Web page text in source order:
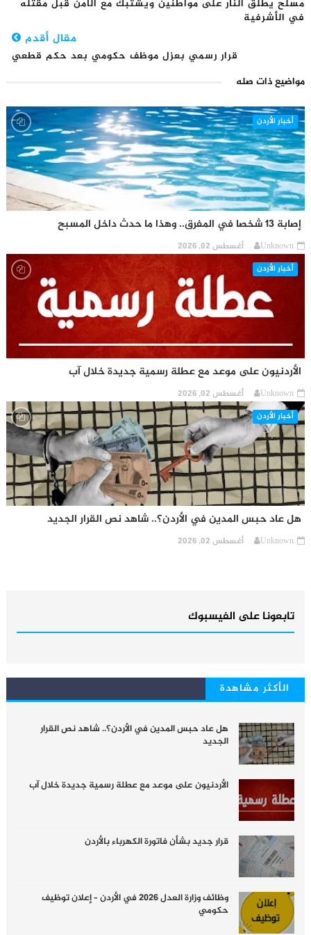
مسلح يُطلق النار على مواطنين ويشتبك مع الأمن قبل مقتله
في الأشرفية
مقال أقدم
قرار رسمي بعزل موظف حكومي بعد حكم قطعي
مواضيع ذات صله
أخبار الأردن
إصابة 13 شخصا في المفرق.. وهذا ما حدث داخل المسبح
Unknown أغسطس 02, 2026
أخبار الأردن
الأردنيون على موعد مع عطلة رسمية جديدة خلال آب
Unknown أغسطس 02, 2026
أخبار الأردن
هل عاد حبس المدين في الأردن؟.. شاهد نص القرار الجديد
Unknown أغسطس 02, 2026
تابعونا على الفيسبوك
الأكثر مشاهدة
هل عاد حبس المدين في الأردن؟.. شاهد نص القرار
الجديد
الأردنيون على موعد مع عطلة رسمية جديدة خلال آب
قرار جديد بشأن فاتورة الكهرباء بالأردن
وظائف وزارة العدل 2026 في الأردن – إعلان توظيف
حكومي